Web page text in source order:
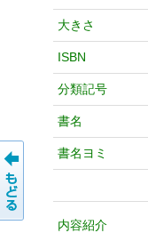
大きさ
ISBN
分類記号
書名
書名ヨミ
内容紹介